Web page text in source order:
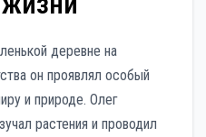
деревне на
он проявлял особый
и природе. Олег
растения и проводил